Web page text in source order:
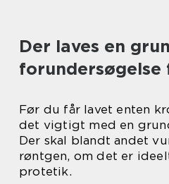
Der laves en
Før du får lavet enten
det vigtigt med en
Der skal blandt andet
røntgen, om det er
protetik.